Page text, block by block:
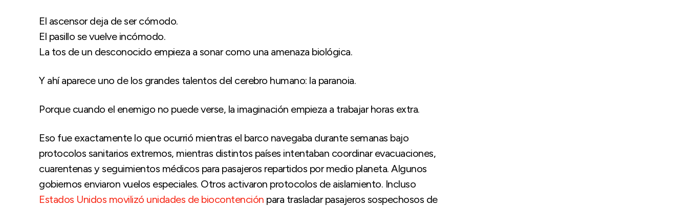
El ascensor deja de ser cómodo.
El pasillo se vuelve incómodo.
La tos de un desconocido empieza a sonar como una amenaza biológica.
Y ahí aparece uno de los grandes talentos del cerebro humano: la paranoia.
Porque cuando el enemigo no puede verse, la imaginación empieza a trabajar horas extra.
Eso fue exactamente lo que ocurrió mientras el barco navegaba durante semanas bajo
protocolos sanitarios extremos, mientras distintos países intentaban coordinar evacuaciones,
cuarentenas y seguimientos médicos para pasajeros repartidos por medio planeta. Algunos
gobiernos enviaron vuelos especiales. Otros activaron protocolos de aislamiento. Incluso
Estados Unidos movilizó unidades de biocontención para trasladar pasajeros sospechosos de